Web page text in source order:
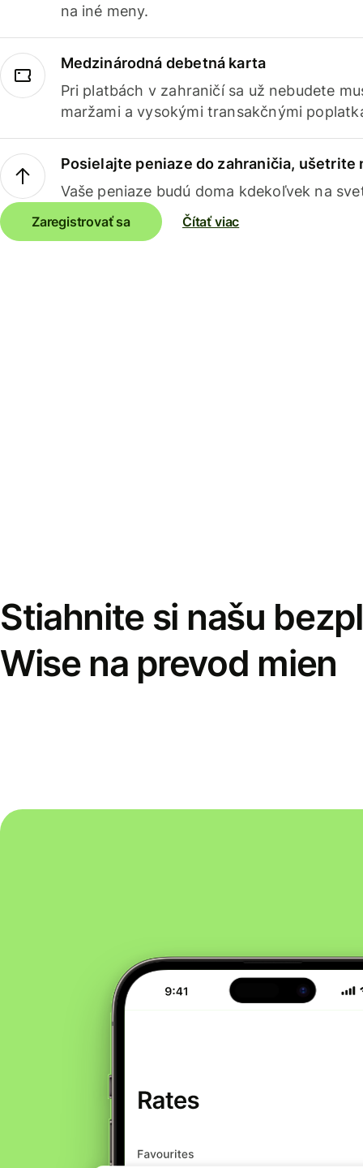
na iné meny.
Medzinárodná debetná karta
Pri platbách v zahraničí sa už nebudete
maržami a vysokými transakčnými
Posielajte peniaze do zahraničia, ušetrite
Vaše peniaze budú doma kdekoľvek na
Zaregistrovať sa Čítať viac
Stiahnite si našu
Wise na prevod mien